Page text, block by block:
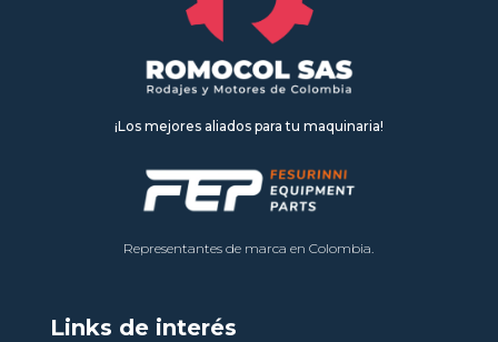
¡Los mejores aliados para tu maquinaria!
Representantes de marca en Colombia.
Links de interés